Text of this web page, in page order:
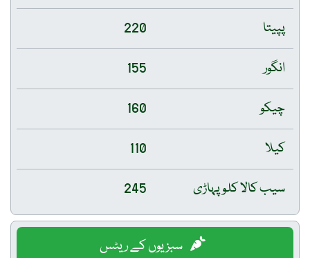
پپیتا
220
انگور
155
چیکو
160
کیلا
110
سیب کالا کلو پہاڑی
245
سبزیوں کے ریٹس